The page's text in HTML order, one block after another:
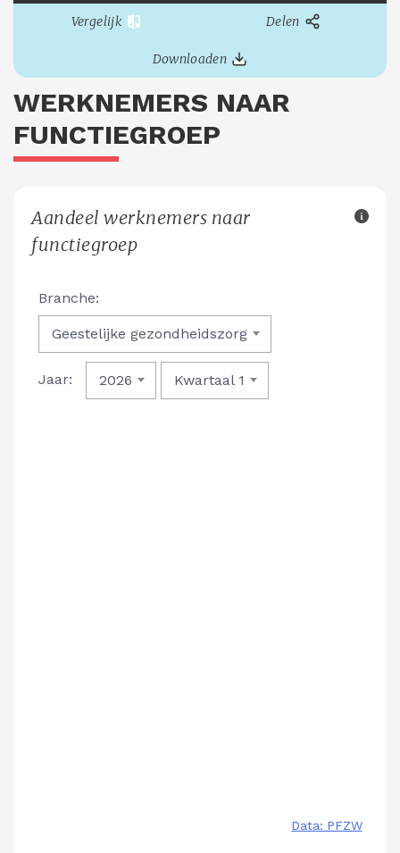
Vergelijk Delen
Downloaden
WERKNEMERS NAAR
FUNCTIEGROEP
Aandeel werknemers naar
functiegroep